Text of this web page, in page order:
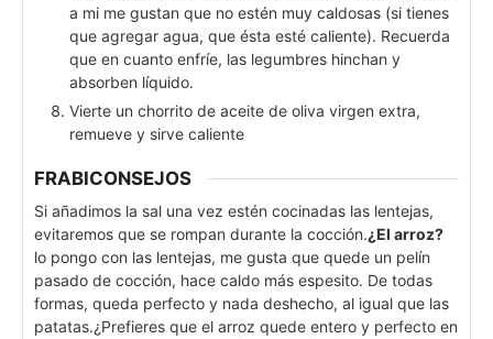
a mi me gustan que no estén muy caldosas (si tienes
que agregar agua, que ésta esté caliente). Recuerda
que en cuanto enfríe, las legumbres hinchan y
absorben líquido.
Vierte un chorrito de aceite de oliva virgen extra,
remueve y sirve caliente
FRABICONSEJOS
Si añadimos la sal una vez estén cocinadas las lentejas,
evitaremos que se rompan durante la cocción.¿El arroz?
lo pongo con las lentejas, me gusta que quede un pelín
pasado de cocción, hace caldo más espesito. De todas
formas, queda perfecto y nada deshecho, al igual que las
patatas.¿Prefieres que el arroz quede entero y perfecto en